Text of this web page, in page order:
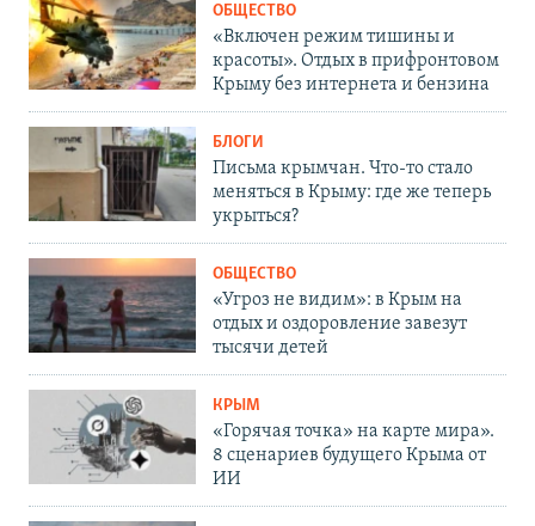
ОБЩЕСТВО
«Включен режим тишины и
красоты». Отдых в прифронтовом
Крыму без интернета и бензина
БЛОГИ
Письма крымчан. Что-то стало
меняться в Крыму: где же теперь
укрыться?
ОБЩЕСТВО
«Угроз не видим»: в Крым на
отдых и оздоровление завезут
тысячи детей
КРЫМ
«Горячая точка» на карте мира».
8 сценариев будущего Крыма от
ИИ